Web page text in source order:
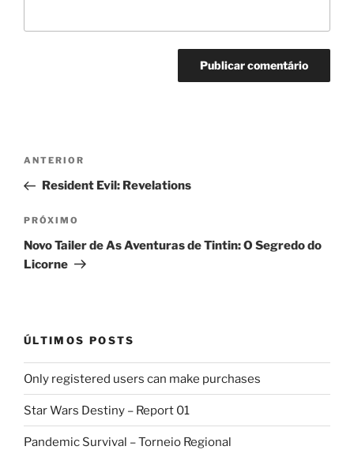
Navegação
Post
Post
anterior
ANTERIOR
Resident Evil: Revelations
Próximo
post
PRÓXIMO
Novo Tailer de As Aventuras de Tintin: O Segredo do
Licorne
ÚLTIMOS POSTS
Only registered users can make purchases
Star Wars Destiny – Report 01
Pandemic Survival – Torneio Regional